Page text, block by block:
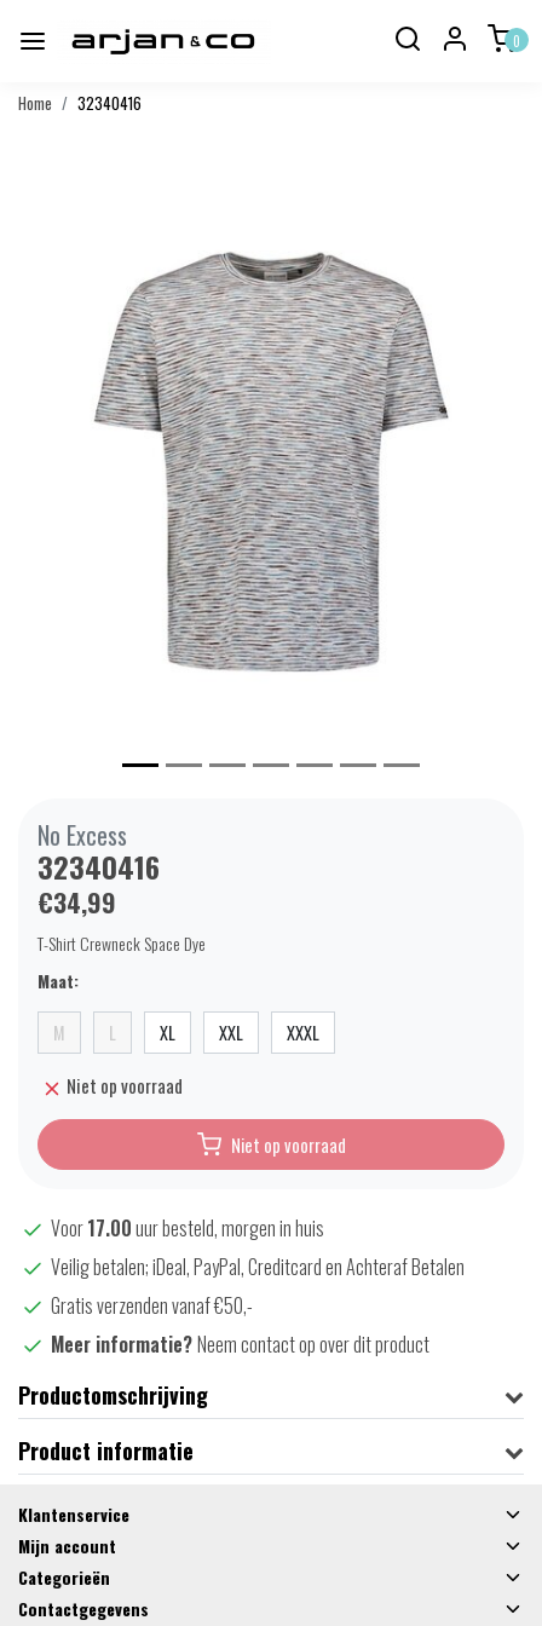
0
Home 32340416
No Excess
32340416
€34,99
T-Shirt Crewneck Space Dye
Maat:
M L XL XXL XXXL
Niet op voorraad
Niet op voorraad
Voor17.00uur besteld, morgen in huis
Veilig betalen; iDeal, PayPal, Creditcard en Achteraf Betalen
Gratis verzenden vanaf €50,-
Meer informatie?Neem contact op over dit product
Productomschrijving
Product informatie
Klantenservice
Mijn account
Categorieën
Contactgegevens